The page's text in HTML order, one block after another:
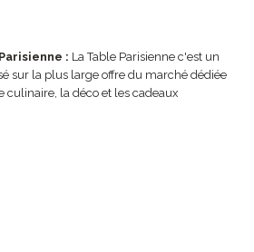
: La Table Parisienne c'est un
sur la plus large offre du marché dédiée
culinaire, la déco et les cadeaux